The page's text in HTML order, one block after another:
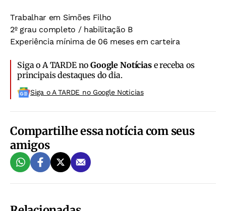
Trabalhar em Simões Filho
2º grau completo / habilitação B
Experiência mínima de 06 meses em carteira
Siga o A TARDE noGoogle Notíciase receba os
principais destaques do dia.
Siga o A TARDE no Google Noticias
Compartilhe essa notícia com seus
amigos